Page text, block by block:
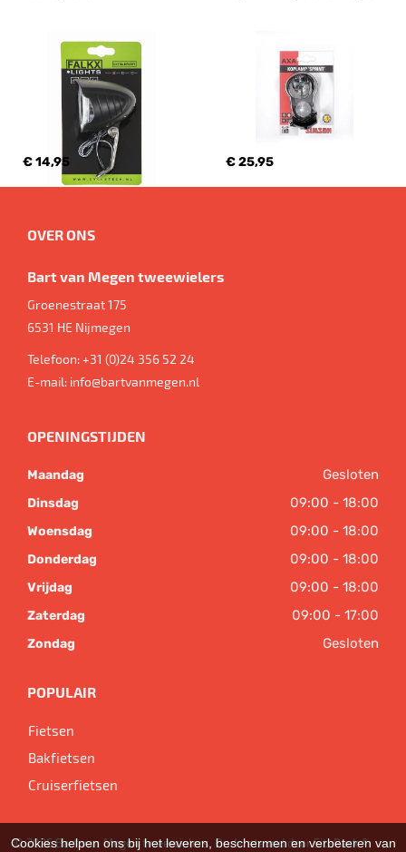
€ 14,95 € 25,95
OVER ONS
Bart van Megen tweewielers
Groenestraat 175
6531 HE Nijmegen
Telefoon:+31 (0)24 356 52 24
E-mail: info@bartvanmegen.nl
OPENINGSTIJDEN
Maandag Gesloten
Dinsdag 09:00 - 18:00
Woensdag 09:00 - 18:00
Donderdag 09:00 - 18:00
Vrijdag 09:00 - 18:00
Zaterdag 09:00 - 17:00
Zondag Gesloten
POPULAIR
Fietsen
Bakfietsen
Cruiserfietsen
© 2026 Bart van Megen tweewielers. Ondersteund doorSitePack ®
Cookies helpen ons bij het leveren, beschermen en verbeteren van